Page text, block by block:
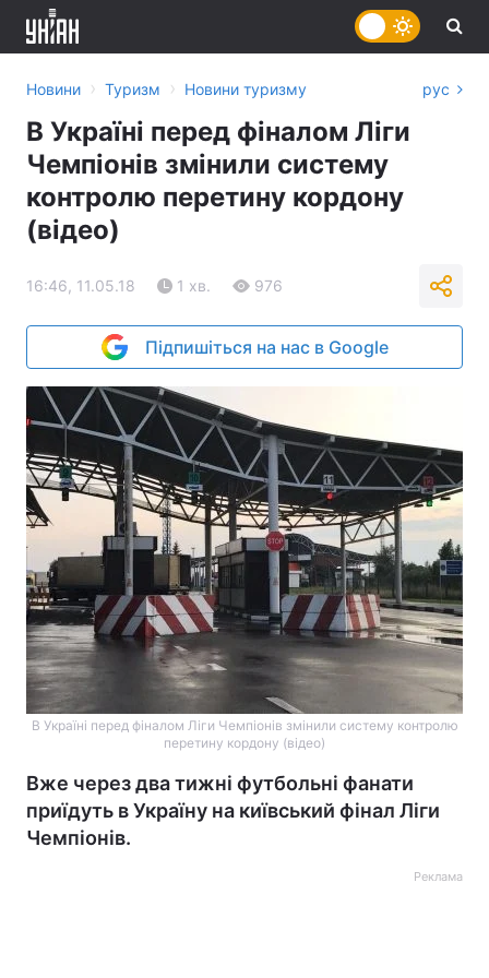
Новини › Туризм › Новини туризму рус
В Україні перед фіналом Ліги
Чемпіонів змінили систему
контролю перетину кордону
(відео)
16:46, 11.05.18 1 хв. 976
Підпишіться на нас в Google
В Україні перед фіналом Ліги Чемпіонів змінили систему контролю
перетину кордону (відео)
Вже через два тижні футбольні фанати
приїдуть в Україну на київський фінал Ліги
Чемпіонів.
Реклама